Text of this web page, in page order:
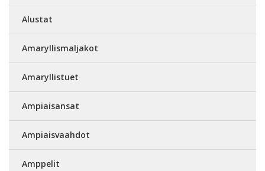
Alustat
Amaryllismaljakot
Amaryllistuet
Ampiaisansat
Ampiaisvaahdot
Amppelit